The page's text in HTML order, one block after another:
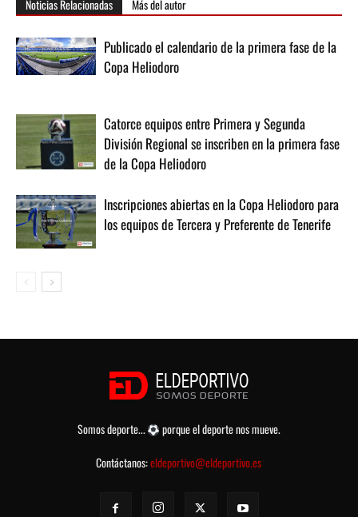
Noticias Relacionadas Más del autor
Publicado el calendario de la primera fase de la
Copa Heliodoro
Catorce equipos entre Primera y Segunda
División Regional se inscriben en la primera fase
de la Copa Heliodoro
Inscripciones abiertas en la Copa Heliodoro para
los equipos de Tercera y Preferente de Tenerife
Somos deporte...
porque el deporte nos mueve.
Contáctanos:eldeportivo@eldeportivo.es